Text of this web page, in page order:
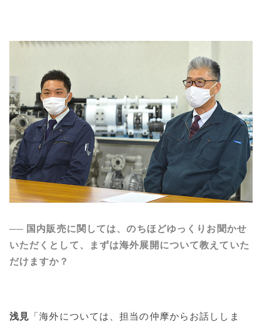
── 国内販売に関しては、のちほどゆっくりお聞かせ
いただくとして、まずは海外展開について教えていた
だけますか？
浅見 「海外については、担当の仲摩からお話ししま